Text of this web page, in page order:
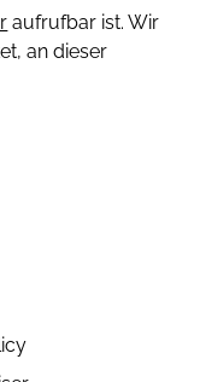
aufrufbar ist. Wir
an dieser